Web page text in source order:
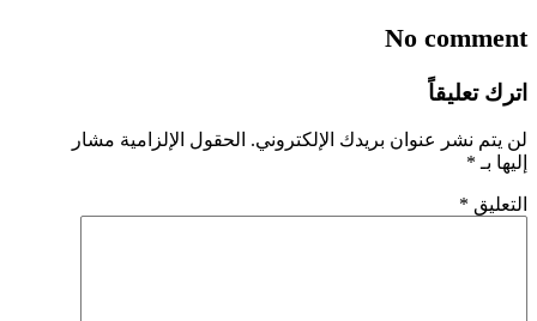
No comment
اترك تعليقاً
لن يتم نشر عنوان بريدك الإلكتروني. الحقول الإلزامية مشار
إليها بـ *
التعليق *